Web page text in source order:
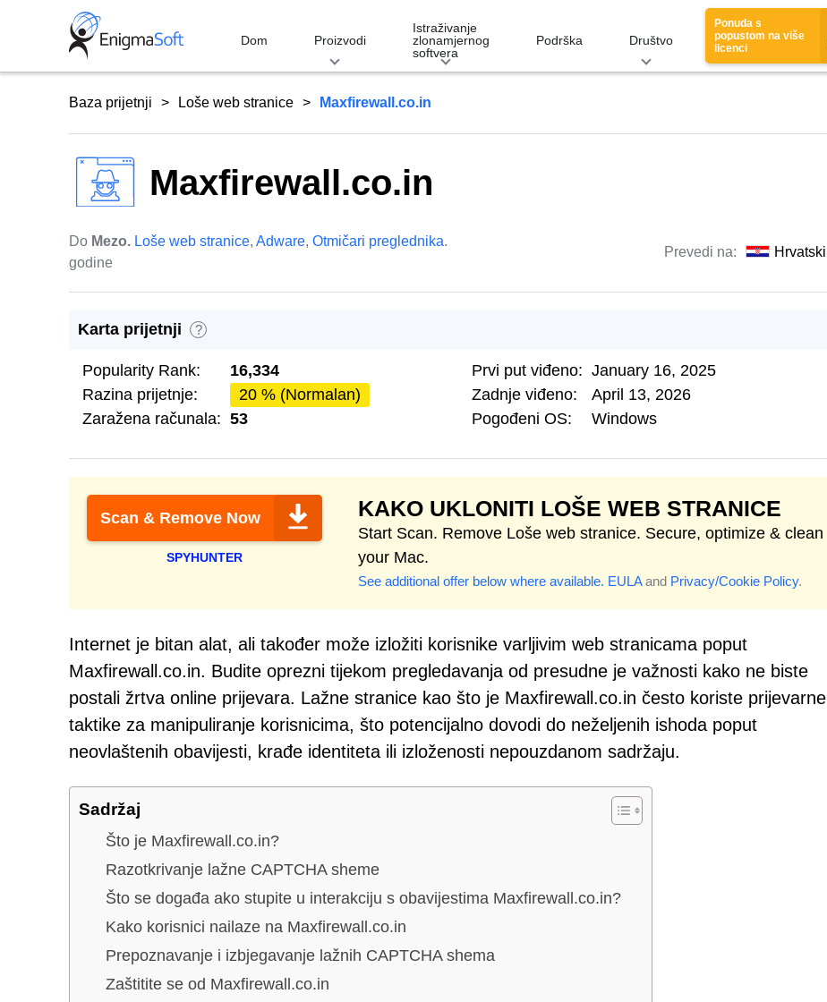
Dom Proizvodi
Istraživanje
zlonamjernog
softvera
Podrška Društvo
Ponuda s
popustom na više
licenci
Baza prijetnji Loše web stranice Maxfirewall.co.in
Maxfirewall.co.in
Do Mezo. Loše web stranice, Adware, Otmičari preglednika.
godine
Prevedi na: Hrvatski
Karta prijetnji ?
Popularity Rank:
16,334
Razina prijetnje:
20 % (Normalan)
Zaražena računala: 53
Prvi put viđeno: January 16, 2025
Zadnje viđeno:
April 13, 2026
Pogođeni OS:
Windows
Scan & Remove Now
SPYHUNTER
KAKO UKLONITI LOŠE WEB STRANICE
Start Scan. Remove Loše web stranice. Secure, optimize & clean
your Mac.
See additional offer below where available. EULAand Privacy/Cookie Policy.
Internet je bitan alat, ali također može izložiti korisnike varljivim web stranicama poput
Maxfirewall.co.in. Budite oprezni tijekom pregledavanja od presudne je važnosti kako ne biste
postali žrtva online prijevara. Lažne stranice kao što je Maxfirewall.co.in često koriste prijevarne
taktike za manipuliranje korisnicima, što potencijalno dovodi do neželjenih ishoda poput
neovlaštenih obavijesti, krađe identiteta ili izloženosti nepouzdanom sadržaju.
Sadržaj
Što je Maxfirewall.co.in?
Razotkrivanje lažne CAPTCHA sheme
Što se događa ako stupite u interakciju s obavijestima Maxfirewall.co.in?
Kako korisnici nailaze na Maxfirewall.co.in
Prepoznavanje i izbjegavanje lažnih CAPTCHA shema
Zaštitite se od Maxfirewall.co.in